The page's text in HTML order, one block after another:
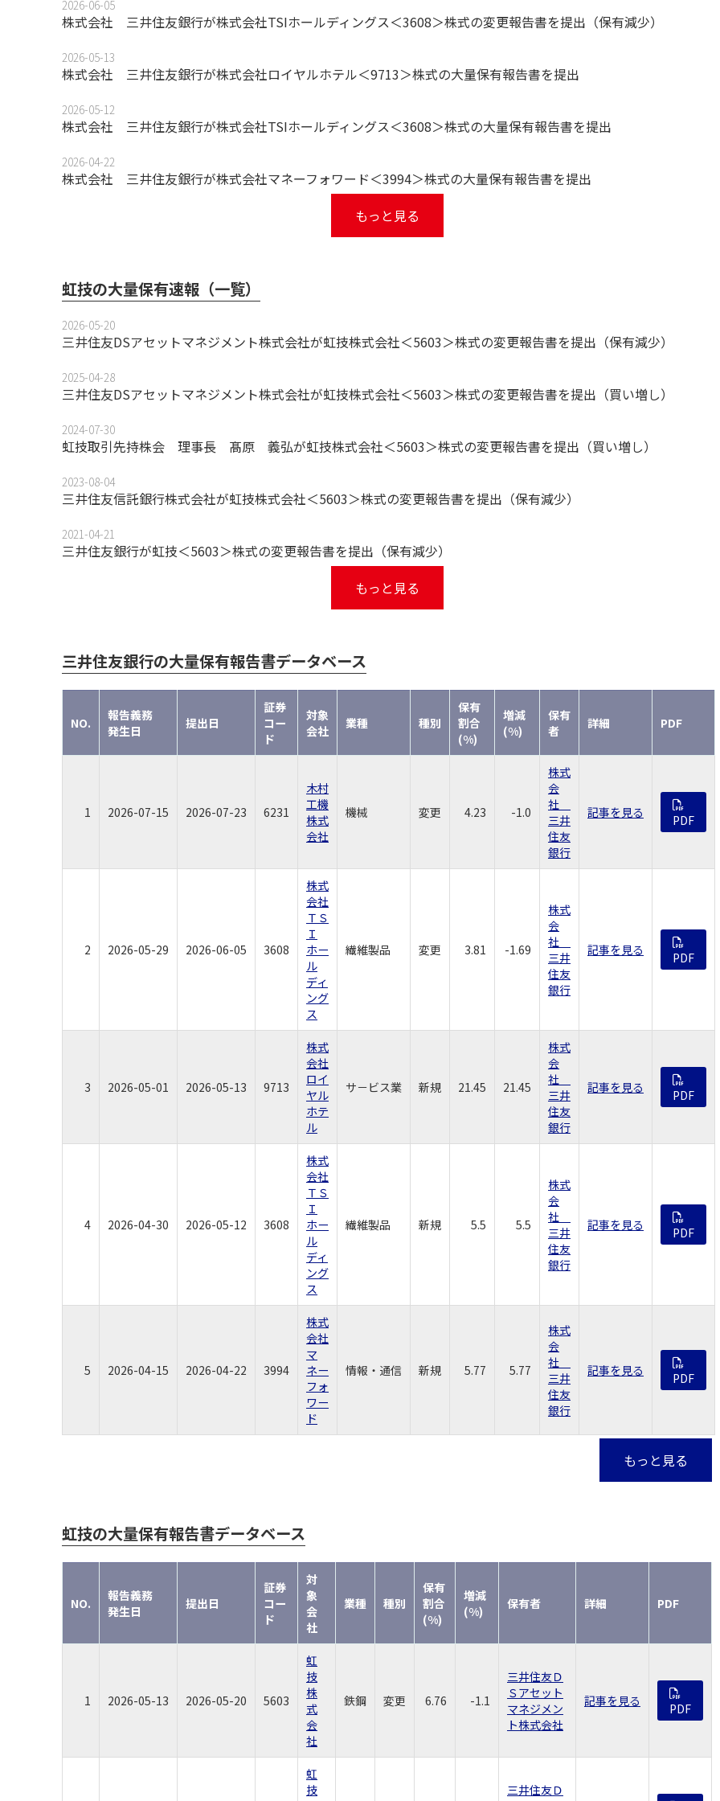
2026-06-05
株式会社 三井住友銀行が株式会社TSIホールディングス＜3608＞株式の変更報告書を提出（保有減少）
2026-05-13
株式会社 三井住友銀行が株式会社ロイヤルホテル＜9713＞株式の大量保有報告書を提出
2026-05-12
株式会社 三井住友銀行が株式会社TSIホールディングス＜3608＞株式の大量保有報告書を提出
2026-04-22
株式会社 三井住友銀行が株式会社マネーフォワード＜3994＞株式の大量保有報告書を提出
もっと見る
虹技の大量保有速報（一覧）
2026-05-20
三井住友DSアセットマネジメント株式会社が虹技株式会社＜5603＞株式の変更報告書を提出（保有減少）
2025-04-28
三井住友DSアセットマネジメント株式会社が虹技株式会社＜5603＞株式の変更報告書を提出（買い増し）
2024-07-30
虹技取引先持株会 理事長 髙原 義弘が虹技株式会社＜5603＞株式の変更報告書を提出（買い増し）
2023-08-04
三井住友信託銀行株式会社が虹技株式会社＜5603＞株式の変更報告書を提出（保有減少）
2021-04-21
三井住友銀行が虹技＜5603＞株式の変更報告書を提出（保有減少）
もっと見る
三井住友銀行の大量保有報告書データベース
NO.
報告義務
発生日
提出日
証券
コー
ド
対象
会社
業種 種別
保有
割合
(%)
増減
(%)
保有
者
詳細 PDF
1 2026-07-15 2026-07-23 6231
木村
工機
株式
会社
機械 変更 4.23 -1.0
株式
会
社
三井
住友
銀行
記事を見る PDF
2 2026-05-29 2026-06-05 3608
株式
会社
ＴＳ
Ｉ
ホー
ル
ディ
ング
ス
繊維製品 変更 3.81 -1.69
株式
会
社
三井
住友
銀行
記事を見る PDF
3 2026-05-01 2026-05-13 9713
株式
会社
ロイ
ヤル
ホテ
ル
サ－ビス業 新規 21.45 21.45
株式
会
社
三井
住友
銀行
記事を見る PDF
4 2026-04-30 2026-05-12 3608
株式
会社
ＴＳ
Ｉ
ホー
ル
ディ
ング
ス
繊維製品 新規 5.5 5.5
株式
会
社
三井
住友
銀行
記事を見る PDF
5 2026-04-15 2026-04-22 3994
株式
会社
マ
ネー
フォ
ワー
ド
情報・通信 新規 5.77 5.77
株式
会
社
三井
住友
銀行
記事を見る PDF
もっと見る
虹技の大量保有報告書データベース
NO.
報告義務
発生日
提出日
証券
コー
ド
対
象
会
社
業種 種別
保有
割合
(%)
増減
(%)
保有者 詳細 PDF
1 2026-05-13 2026-05-20 5603
虹
技
株
式
会
社
鉄鋼 変更 6.76 -1.1
三井住友Ｄ
Ｓアセット
マネジメン
ト株式会社
記事を見る PDF
虹
技
三井住友Ｄ